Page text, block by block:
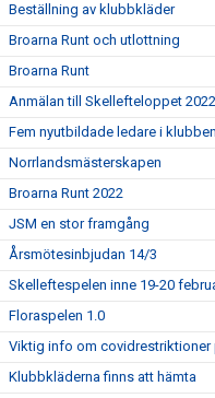
Beställning av klubbkläder
Broarna Runt och utlottning
Broarna Runt
Anmälan till Skellefteloppet 2022
Fem nyutbildade ledare i klubben
Norrlandsmästerskapen
Broarna Runt 2022
JSM en stor framgång
Årsmötesinbjudan 14/3
Skelleftespelen inne 19-20
Floraspelen 1.0
Viktig info om covidrestriktioner
Klubbkläderna finns att hämta